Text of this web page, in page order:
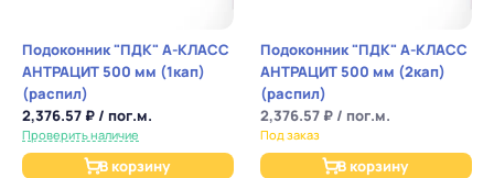
Подоконник "ПДК" А-КЛАСС
АНТРАЦИТ 500 мм (1кап)
(распил)
2,376.57 ₽ / пог.м.
Проверить наличие
В корзину
Подоконник "ПДК" А-КЛАСС
АНТРАЦИТ 500 мм (2кап)
(распил)
2,376.57 ₽ / пог.м.
Под заказ
В корзину